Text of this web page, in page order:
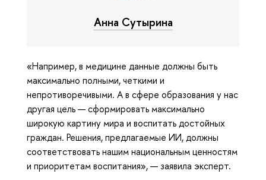
Анна Сутырина
«Например, в медицине данные должны быть
максимально полными, четкими и
непротиворечивыми. А в сфере образования у нас
другая цель — сформировать максимально
широкую картину мира и воспитать достойных
граждан. Решения, предлагаемые ИИ, должны
соответствовать нашим национальным ценностям
и приоритетам воспитания», — заявила эксперт.